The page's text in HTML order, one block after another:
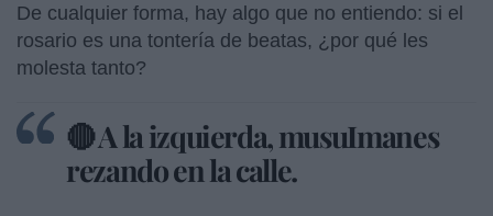
De cualquier forma, hay algo que no entiendo: si el
rosario es una tontería de beatas, ¿por qué les
molesta tanto?
🔴 A la izquierda, musuImanes
rezando en la calle.